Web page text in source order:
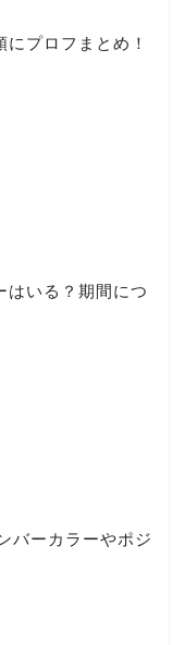
プロフまとめ！
はいる？期間につ
バーカラーやポジ